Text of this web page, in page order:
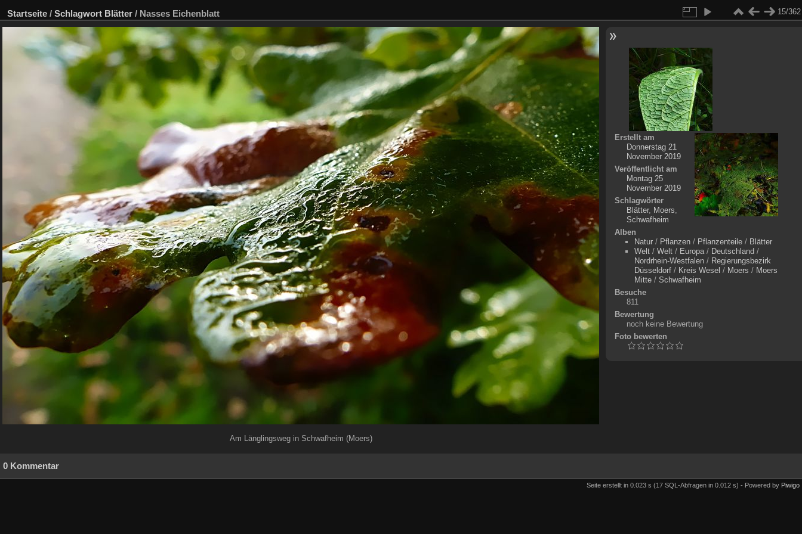
Startseite / Schlagwort Blätter / Nasses Eichenblatt 15/362
Am Länglingsweg in Schwafheim (Moers)
Erstellt am
Donnerstag 21
November 2019
Veröffentlicht am
Montag 25
November 2019
Schlagwörter
Blätter, Moers,
Schwafheim
Alben
Natur/ Pflanzen/ Pflanzenteile/ Blätter
Welt/ Welt/ Europa/ Deutschland /
Nordrhein-Westfalen/ Regierungsbezirk
Düsseldorf/ Kreis Wesel / Moers / Moers
Mitte/ Schwafheim
Besuche
811
Bewertung
noch keine Bewertung
Foto bewerten
0 Kommentar
Seite erstellt in 0.023 s (17 SQL-Abfragen in 0.012 s) - Powered by Piwigo